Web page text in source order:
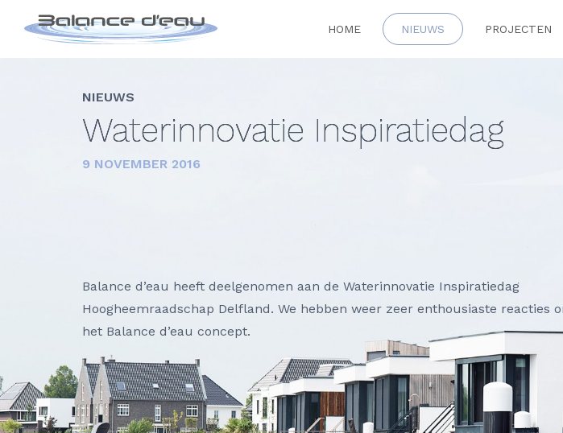
HOME NIEUWS PROJECTEN
NIEUWS
Waterinnovatie Inspiratiedag
9 NOVEMBER 2016
Balance d’eau heeft deelgenomen aan de Waterinnovatie Inspiratiedag
Hoogheemraadschap Delfland. We hebben weer zeer enthousiaste reacties
het Balance d’eau concept.